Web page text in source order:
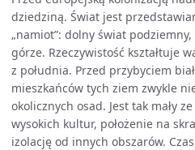
dziedziną. Świat jest
„namiot”: dolny świat
górze. Rzeczywistość kształtuje
z południa. Przed przybyciem
mieszkańców tych ziem zwykle
okolicznych osad. Jest tak mały
wysokich kultur, położenie na
izolację od innych obszarów.